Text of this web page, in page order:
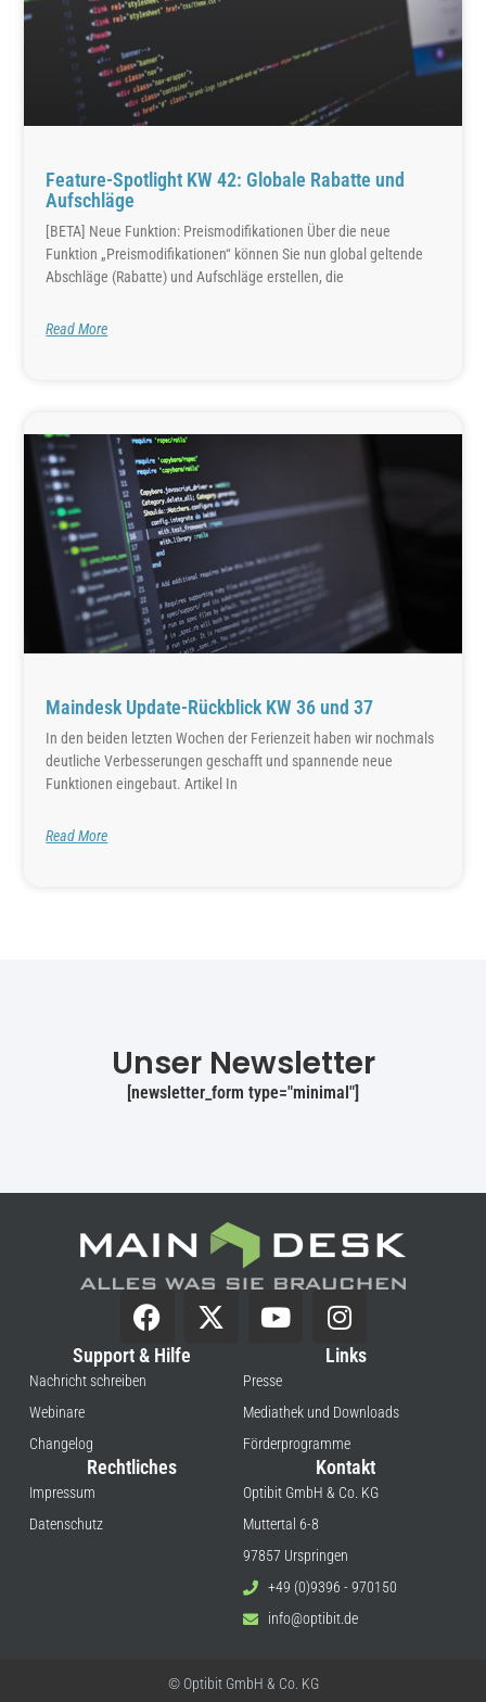
Feature-Spotlight KW 42: Globale Rabatte und
Aufschläge
[BETA] Neue Funktion: Preismodifikationen Über die neue
Funktion „Preismodifikationen“ können Sie nun global geltende
Abschläge (Rabatte) und Aufschläge erstellen, die
Read More
Maindesk Update-Rückblick KW 36 und 37
In den beiden letzten Wochen der Ferienzeit haben wir nochmals
deutliche Verbesserungen geschafft und spannende neue
Funktionen eingebaut. Artikel In
Read More
Unser Newsletter
[newsletter_form type="minimal"]
Support & Hilfe
Nachricht schreiben
Webinare
Changelog
Links
Presse
Mediathek und Downloads
Förderprogramme
Rechtliches
Impressum
Datenschutz
Kontakt
Optibit GmbH & Co. KG
Muttertal 6-8
97857 Urspringen
+49 (0)9396 - 970150
info@optibit.de
© Optibit GmbH & Co. KG